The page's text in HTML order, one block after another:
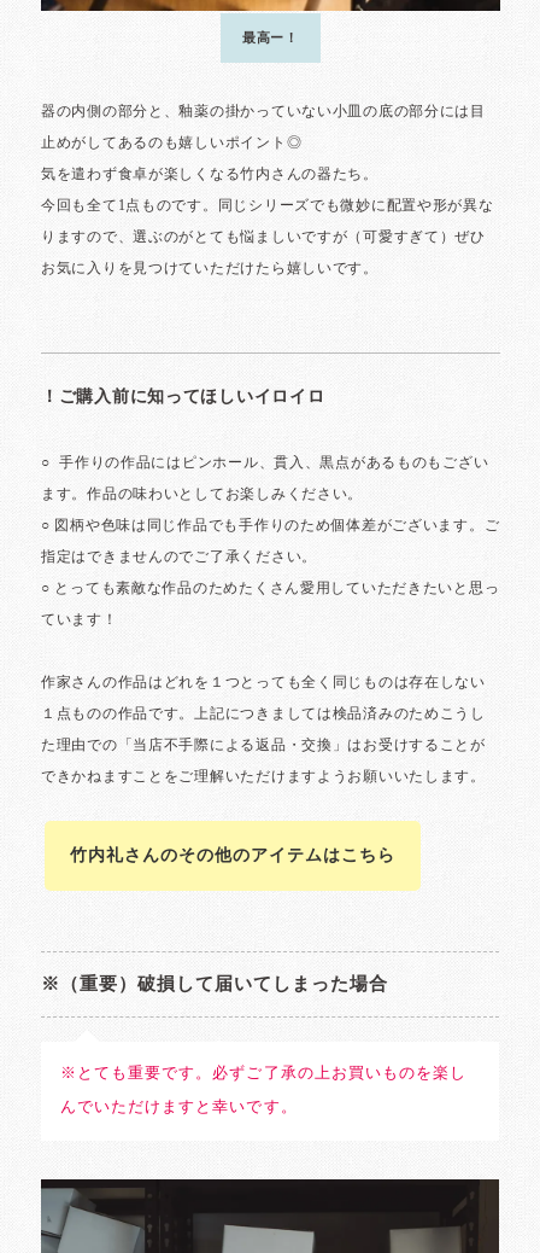
竹内礼さんのその他のアイテムはこちら
※（重要）破損して届いてしまった場合
※とても重要です。必ずご了承の上お買いものを楽し
んでいただけますと幸いです。